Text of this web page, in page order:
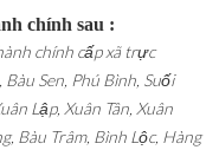
chính sau :
chính cấp xã trực
Sen, Phú Bình, Suối
Lập, Xuân Tân, Xuân
Bàu Trâm, Bình Lộc, Hàng